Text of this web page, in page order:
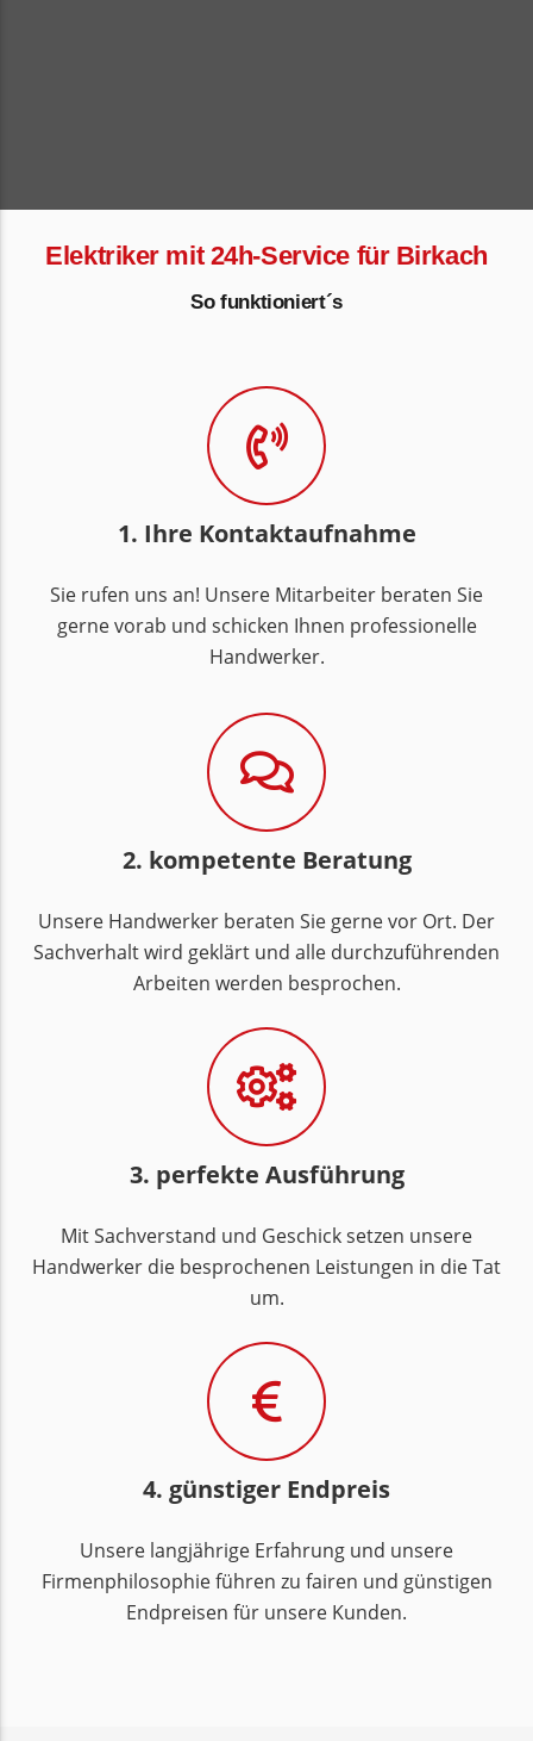
Elektriker mit 24h-Service für Birkach
So funktioniert´s
1. Ihre Kontaktaufnahme
Sie rufen uns an! Unsere Mitarbeiter beraten Sie
gerne vorab und schicken Ihnen professionelle
Handwerker.
2. kompetente Beratung
Unsere Handwerker beraten Sie gerne vor Ort. Der
Sachverhalt wird geklärt und alle durchzuführenden
Arbeiten werden besprochen.
3. perfekte Ausführung
Mit Sachverstand und Geschick setzen unsere
Handwerker die besprochenen Leistungen in die Tat
um.
4. günstiger Endpreis
Unsere langjährige Erfahrung und unsere
Firmenphilosophie führen zu fairen und günstigen
Endpreisen für unsere Kunden.